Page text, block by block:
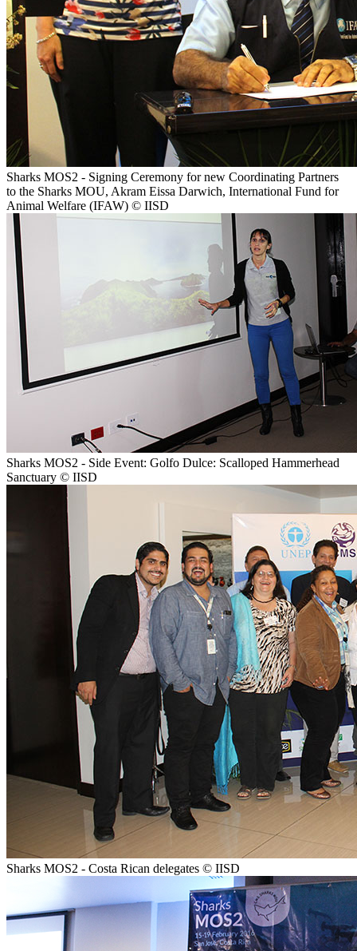
Sharks MOS2 - Signing Ceremony for new Coordinating Partners
to the Sharks MOU, Akram Eissa Darwich, International Fund for
Animal Welfare (IFAW) © IISD
Sharks MOS2 - Side Event: Golfo Dulce: Scalloped Hammerhead
Sanctuary © IISD
Sharks MOS2 - Costa Rican delegates © IISD